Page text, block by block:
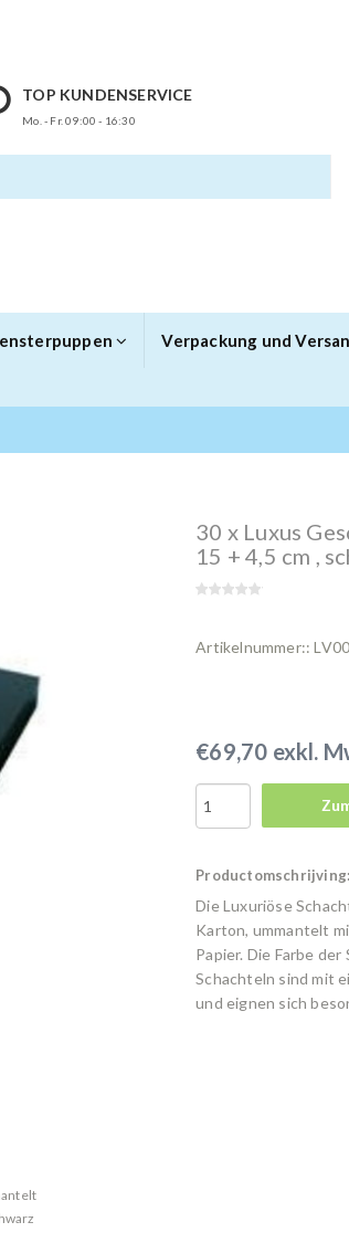
TOP KUNDENSERVICE
Mo. - Fr. 09:00 - 16:30
Verpackung und
30 x Luxus
15 + 4,5 cm ,
Artikelnummer::
€69,70 exkl.
Productomschrijving:
Die Luxuriöse
Karton, ummantelt
Papier. Die Farbe
Schachteln sind mit
und eignen sich